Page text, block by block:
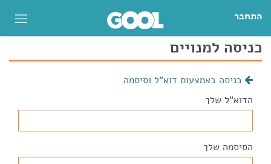
התחבר
כניסה למנויים
כניסה באמצעות דוא"ל וסיסמה
הדוא"ל שלך
הסיסמה שלך